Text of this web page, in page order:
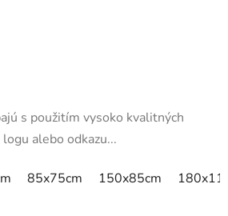
s použitím vysoko kvalitných
alebo odkazu...
85x75cm 150x85cm